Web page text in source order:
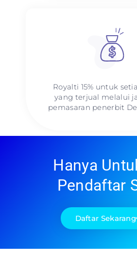
Royalti 15% untuk
yang terjual melalui
pemasaran penerbit
Hanya
Pendaftar
Daftar Sekarang